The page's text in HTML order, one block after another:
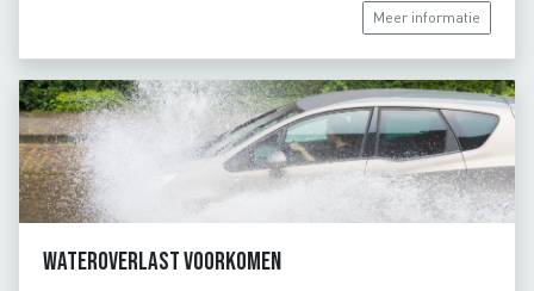
Meer informatie
Wateroverlast voorkomen